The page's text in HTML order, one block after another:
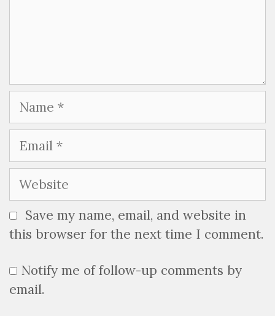
Name
Email
Website
Save my name, email, and website in
this browser for the next time I comment.
Notify me of follow-up comments by
email.